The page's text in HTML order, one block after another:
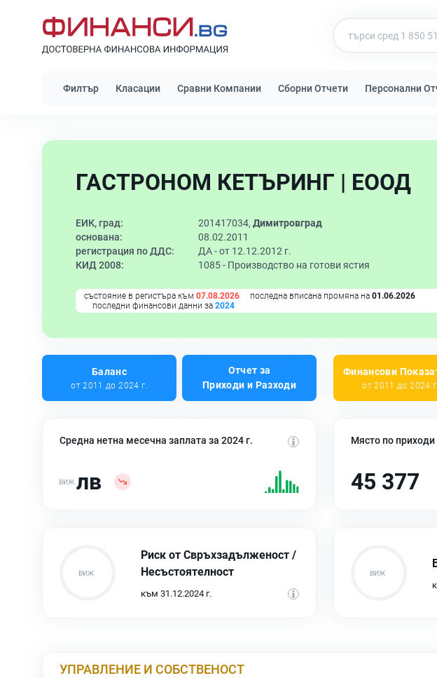
Филтър Класации Сравни Компании Сборни Отчети Персонални
ГАСТРОНОМ КЕТЪРИНГ | ЕООД
ЕИК, град: 201417034, Димитровград
основана:
08.02.2011
регистрация по ДДС:
ДА - от 12.12.2012 г.
КИД 2008:
1085 - Производство на готови ястия
състояние в регистъра към 07.08.2026 последна вписана промяна на 01.06.2026
последни финансови данни за 2024
Баланс
от 2011 до 2024 г.
Отчет за
Приходи и Разходи
Финансови
от 2011 до 2024 г.
Средна нетна месечна заплата за 2024 г.
лв
Място по приходи
45 377
Риск от Свръхзадълженост /
Несъстоятелност
към 31.12.2024 г.
УПРАВЛЕНИЕ И СОБСТВЕНОСТ